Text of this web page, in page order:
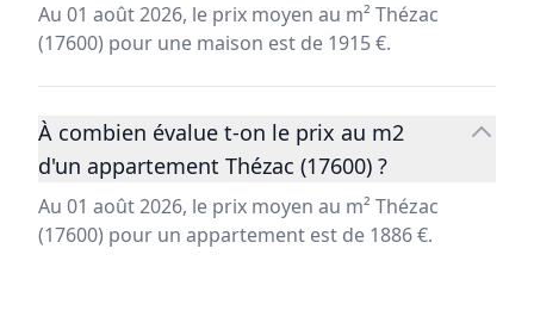
Au 01 août 2026, le prix moyen au m² Thézac
(17600) pour une maison est de 1915 €.
À combien évalue t-on le prix au m2
d'un appartement Thézac (17600) ?
Au 01 août 2026, le prix moyen au m² Thézac
(17600) pour un appartement est de 1886 €.